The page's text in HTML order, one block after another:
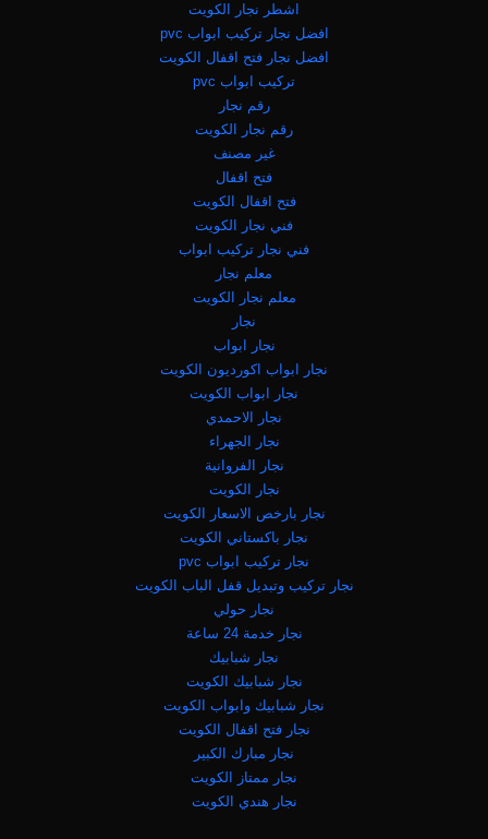
اشطر نجار الكويت
افضل نجار تركيب ابواب pvc
افضل نجار فتح اقفال الكويت
تركيب ابواب pvc
رقم نجار
رقم نجار الكويت
غير مصنف
فتح اقفال
فتح اقفال الكويت
فني نجار الكويت
فني نجار تركيب ابواب
معلم نجار
معلم نجار الكويت
نجار
نجار ابواب
نجار ابواب اكورديون الكويت
نجار ابواب الكويت
نجار الاحمدي
نجار الجهراء
نجار الفروانية
نجار الكويت
نجار بارخص الاسعار الكويت
نجار باكستاني الكويت
نجار تركيب ابواب pvc
نجار تركيب وتبديل قفل الباب الكويت
نجار حولي
نجار خدمة 24 ساعة
نجار شبابيك
نجار شبابيك الكويت
نجار شبابيك وابواب الكويت
نجار فتح اقفال الكويت
نجار مبارك الكبير
نجار ممتاز الكويت
نجار هندي الكويت